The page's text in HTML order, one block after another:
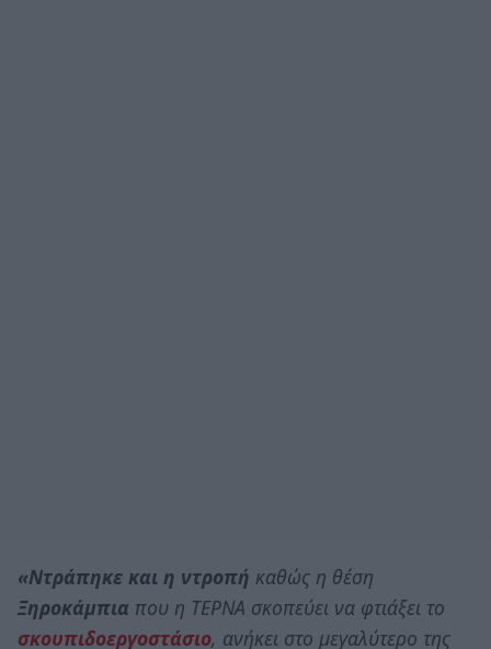
«Ντράπηκε και η ντροπή καθώς η θέση
Ξηροκάμπια που η ΤΕΡΝΑ σκοπεύει να φτιάξει το
σκουπιδοεργοστάσιο, ανήκει στο μεγαλύτερο της